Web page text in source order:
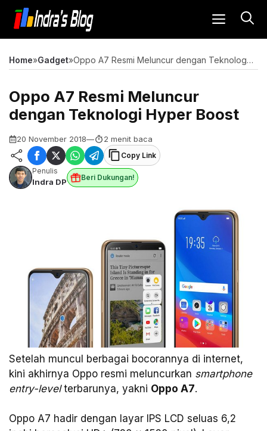
Langsung
isi
MENU
Home»Gadget» Oppo A7 Resmi Meluncur dengan Teknologi Hyper Boost
Oppo A7 Resmi Meluncur
dengan Teknologi Hyper Boost
20 November 2018— 2 menit baca
Copy Link
Penulis
Indra DP Beri Dukungan!
Setelah muncul berbagai bocorannya di internet,
kini akhirnya Oppo resmi meluncurkan smartphone
entry-levelterbarunya, yakni Oppo A7.
Oppo A7 hadir dengan layar IPS LCD seluas 6,2